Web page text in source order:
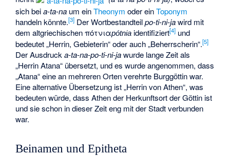
sich beia-ta-na um einTheonym oder einToponym
handeln könnte.[3] Der Wortbestandteilpo-ti-ni-jawird mit
dem altgriechischenπότνιαpótnia identifiziert[4] und
bedeutet „Herrin, Gebieterin“ oder auch „Beherrscherin“.[5]
Der Ausdrucka-ta-na-po-ti-ni-jawurde lange Zeit als
„Herrin Atana“ übersetzt, und es wurde angenommen, dass
„Atana“ eine an mehreren Orten verehrte Burggöttin war.
Eine alternative Übersetzung ist „Herrin von Athen“, was
bedeuten würde, dass Athen der Herkunftsort der Göttin ist
und sie schon in dieser Zeit eng mit der Stadt verbunden
war.
Beinamen und Epitheta